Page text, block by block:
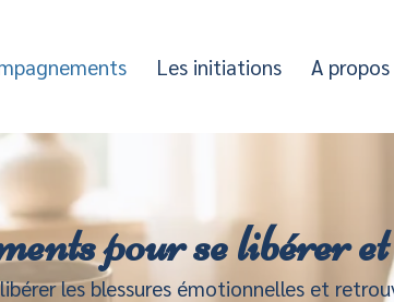
Les initiations A propos
pour se libérer
les blessures émotionnelles et